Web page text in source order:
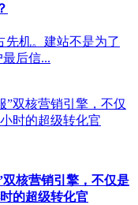
先机。建站不是为了
后信...
核营销引擎，不仅是
的超级转化官